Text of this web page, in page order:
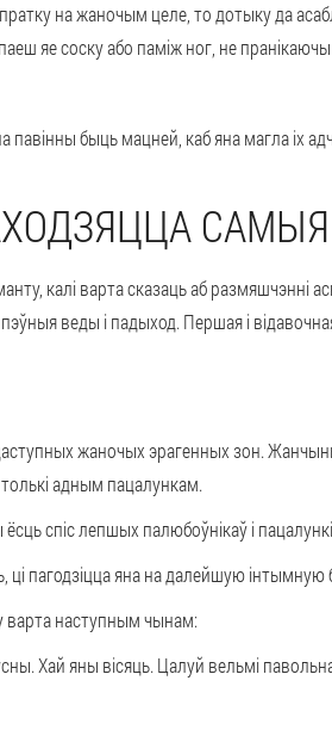
на жаночым целе, то дотыку да
яе соску або паміж ног, не
павінны быць мацней, каб яна магла іх
калі варта сказаць аб размяшчэнні
веды і падыход. Першая і
жаночых эрагенных зон.
адным пацалункам.
спіс лепшых палюбоўнікаў і
ці пагодзіцца яна на далейшую інтымную
варта наступным чынам:
Хай яны вісяць. Цалуй вельмі